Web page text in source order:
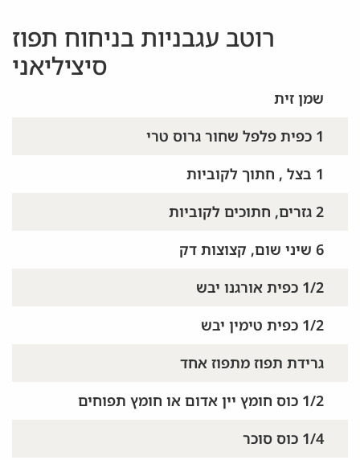
רוטב עגבניות בניחוח תפוז
סיציליאני
שמן זית
1 כפית פלפל שחור גרוס טרי
1 בצל , חתוך לקוביות
2 גזרים, חתוכים לקוביות
6 שיני שום, קצוצות דק
1/2 כפית אורגנו יבש
1/2 כפית טימין יבש
גרידת תפוז מתפוז אחד
1/2 כוס חומץ יין אדום או חומץ תפוחים
1/4 כוס סוכר